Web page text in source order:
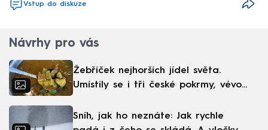
Vstup do diskuze
Návrhy pro vás
Žebříček nejhorších jídel světa.
Umístily se i tři české pokrmy, vévodí
Sníh, jak ho neznáte: Jak rychle